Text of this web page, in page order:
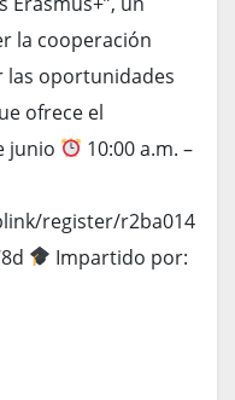
la cooperación
las oportunidades
ofrece el
junio
10:00 a.m. –
register/r2ba014
Impartido por: